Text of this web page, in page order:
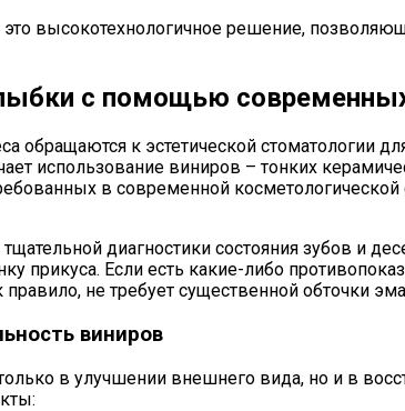
высокотехнологичное решение,
с помощью
обращаются к эстетической стоматологии
использование виниров – тонких
в современной
диагностики состояния зубов и
Если есть какие-либо
не требует существенной обточки
виниров
в улучшении внешнего вида, но и в